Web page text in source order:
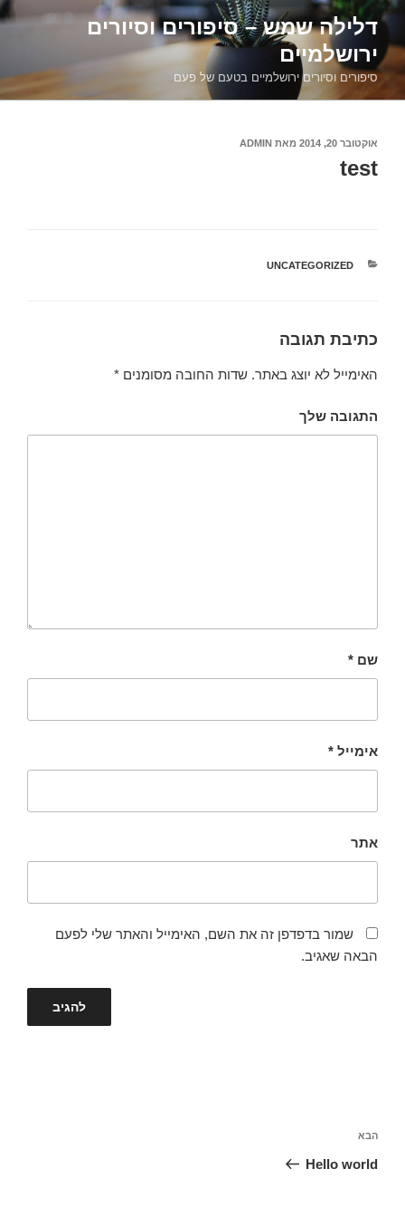
דילוג
לתוכןדלילה שמש – סיפורים וסיורים
ירושלמיים
סיפורים וסיורים ירושלמיים בטעם של פעם
פורסם
ב
אוקטובר 20, 2014 מאת ADMIN
test
קטגוריות
UNCATEGORIZED
כתיבת תגובה
האימייל לא יוצג באתר. שדות החובה מסומנים *
התגובה שלך
שם *
אימייל *
אתר
שמור בדפדפן זה את השם, האימייל והאתר שלי לפעם
הבאה שאגיב.
הפוסט
הבא
הבא
Hello world